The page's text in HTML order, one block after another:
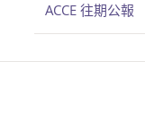
ACCE 往期公報